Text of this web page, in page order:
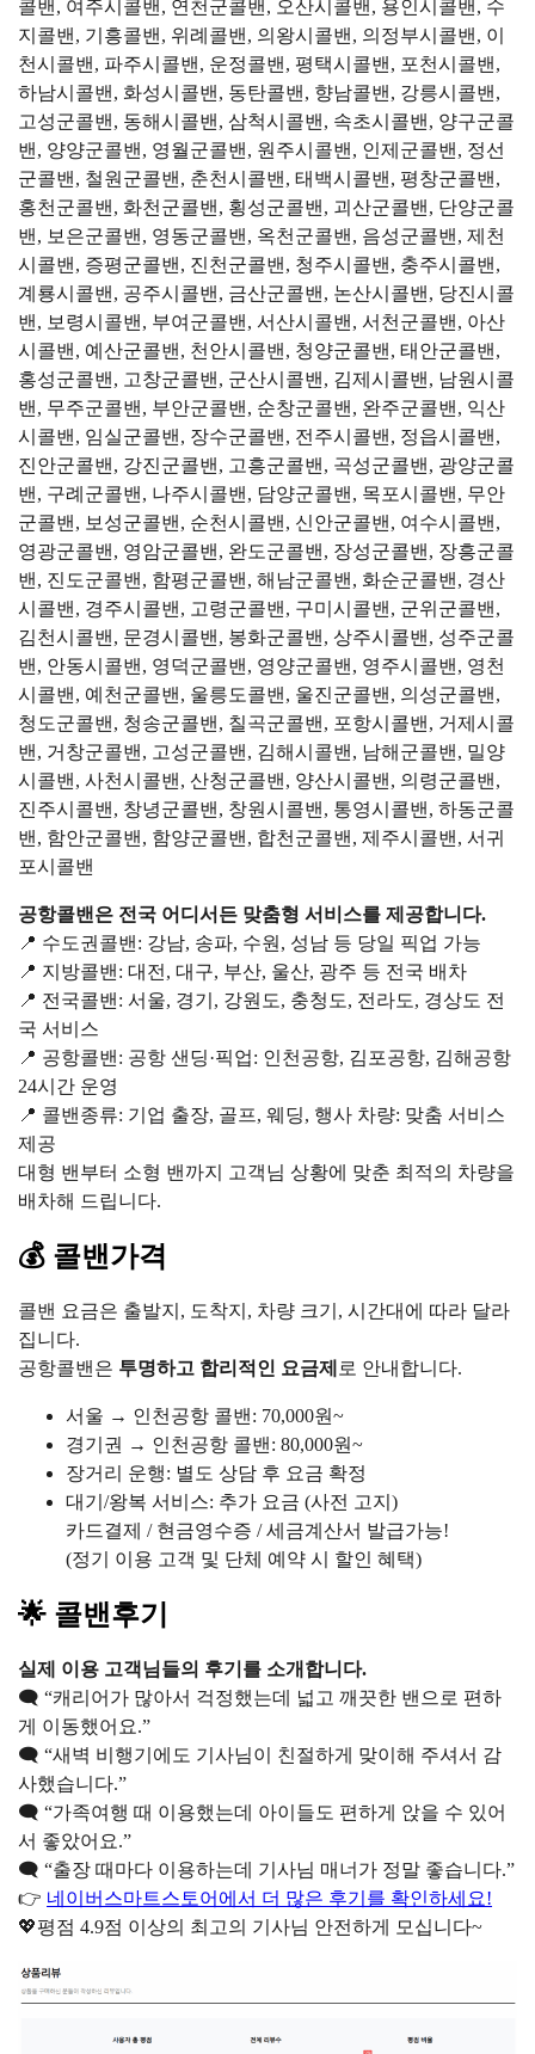
콜밴, 여주시콜밴, 연천군콜밴, 오산시콜밴, 용인시콜밴, 수
지콜밴, 기흥콜밴, 위례콜밴, 의왕시콜밴, 의정부시콜밴, 이
천시콜밴, 파주시콜밴, 운정콜밴, 평택시콜밴, 포천시콜밴,
하남시콜밴, 화성시콜밴, 동탄콜밴, 향남콜밴, 강릉시콜밴,
고성군콜밴, 동해시콜밴, 삼척시콜밴, 속초시콜밴, 양구군콜
밴, 양양군콜밴, 영월군콜밴, 원주시콜밴, 인제군콜밴, 정선
군콜밴, 철원군콜밴, 춘천시콜밴, 태백시콜밴, 평창군콜밴,
홍천군콜밴, 화천군콜밴, 횡성군콜밴, 괴산군콜밴, 단양군콜
밴, 보은군콜밴, 영동군콜밴, 옥천군콜밴, 음성군콜밴, 제천
시콜밴, 증평군콜밴, 진천군콜밴, 청주시콜밴, 충주시콜밴,
계룡시콜밴, 공주시콜밴, 금산군콜밴, 논산시콜밴, 당진시콜
밴, 보령시콜밴, 부여군콜밴, 서산시콜밴, 서천군콜밴, 아산
시콜밴, 예산군콜밴, 천안시콜밴, 청양군콜밴, 태안군콜밴,
홍성군콜밴, 고창군콜밴, 군산시콜밴, 김제시콜밴, 남원시콜
밴, 무주군콜밴, 부안군콜밴, 순창군콜밴, 완주군콜밴, 익산
시콜밴, 임실군콜밴, 장수군콜밴, 전주시콜밴, 정읍시콜밴,
진안군콜밴, 강진군콜밴, 고흥군콜밴, 곡성군콜밴, 광양군콜
밴, 구례군콜밴, 나주시콜밴, 담양군콜밴, 목포시콜밴, 무안
군콜밴, 보성군콜밴, 순천시콜밴, 신안군콜밴, 여수시콜밴,
영광군콜밴, 영암군콜밴, 완도군콜밴, 장성군콜밴, 장흥군콜
밴, 진도군콜밴, 함평군콜밴, 해남군콜밴, 화순군콜밴, 경산
시콜밴, 경주시콜밴, 고령군콜밴, 구미시콜밴, 군위군콜밴,
김천시콜밴, 문경시콜밴, 봉화군콜밴, 상주시콜밴, 성주군콜
밴, 안동시콜밴, 영덕군콜밴, 영양군콜밴, 영주시콜밴, 영천
시콜밴, 예천군콜밴, 울릉도콜밴, 울진군콜밴, 의성군콜밴,
청도군콜밴, 청송군콜밴, 칠곡군콜밴, 포항시콜밴, 거제시콜
밴, 거창군콜밴, 고성군콜밴, 김해시콜밴, 남해군콜밴, 밀양
시콜밴, 사천시콜밴, 산청군콜밴, 양산시콜밴, 의령군콜밴,
진주시콜밴, 창녕군콜밴, 창원시콜밴, 통영시콜밴, 하동군콜
밴, 함안군콜밴, 함양군콜밴, 합천군콜밴, 제주시콜밴, 서귀
포시콜밴
공항콜밴은 전국 어디서든 맞춤형 서비스를 제공합니다.
📍 수도권콜밴: 강남, 송파, 수원, 성남 등 당일 픽업 가능
📍 지방콜밴: 대전, 대구, 부산, 울산, 광주 등 전국 배차
📍 전국콜밴: 서울, 경기, 강원도, 충청도, 전라도, 경상도 전
국 서비스
📍 공항콜밴: 공항 샌딩·픽업: 인천공항, 김포공항, 김해공항
24시간 운영
📍 콜밴종류: 기업 출장, 골프, 웨딩, 행사 차량: 맞춤 서비스
제공
대형 밴부터 소형 밴까지 고객님 상황에 맞춘 최적의 차량을
배차해 드립니다.
💰 콜밴가격
콜밴 요금은 출발지, 도착지, 차량 크기, 시간대에 따라 달라
집니다.
공항콜밴은 투명하고 합리적인 요금제 로 안내합니다.
서울 → 인천공항 콜밴: 70,000원~
경기권 → 인천공항 콜밴: 80,000원~
장거리 운행: 별도 상담 후 요금 확정
대기/왕복 서비스: 추가 요금 (사전 고지)
카드결제 / 현금영수증 / 세금계산서 발급가능!
(정기 이용 고객 및 단체 예약 시 할인 혜택)
🌟 콜밴후기
실제 이용 고객님들의 후기를 소개합니다.
🗨️ “캐리어가 많아서 걱정했는데 넓고 깨끗한 밴으로 편하
게 이동했어요.”
🗨️ “새벽 비행기에도 기사님이 친절하게 맞이해 주셔서 감
사했습니다.”
🗨️ “가족여행 때 이용했는데 아이들도 편하게 앉을 수 있어
서 좋았어요.”
🗨️ “출장 때마다 이용하는데 기사님 매너가 정말 좋습니다.”
👉 네이버스마트스토어에서 더 많은 후기를 확인하세요!
💖평점 4.9점 이상의 최고의 기사님 안전하게 모십니다~